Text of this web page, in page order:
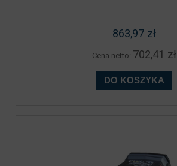
863,97 zł
Cena netto: 702,41 zł
DO KOSZYKA